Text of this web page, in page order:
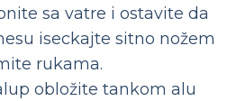
sa vatre i ostavite da
iseckajte sitno nožem
rukama.
obložite tankom alu